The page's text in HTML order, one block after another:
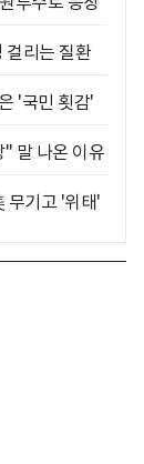
걸리는 질환
'국민 횟감'
말 나온 이유
무기고 '위태'